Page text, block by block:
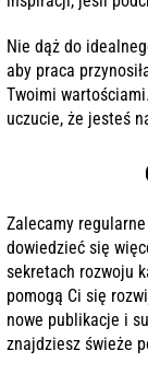
Nie dąż do
aby praca
Twoimi
uczucie, że jesteś
Zalecamy
dowiedzieć się
sekretach rozwoju
pomogą Ci się
nowe publikacje i
znajdziesz świeże